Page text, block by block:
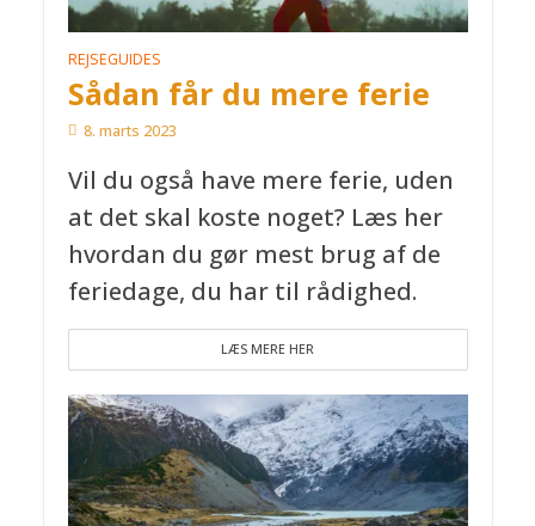
REJSEGUIDES
Sådan får du mere ferie
8. marts 2023
Vil du også have mere ferie, uden
at det skal koste noget? Læs her
hvordan du gør mest brug af de
feriedage, du har til rådighed.
LÆS MERE HER